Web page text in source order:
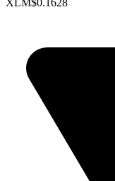
XLM$0.1628